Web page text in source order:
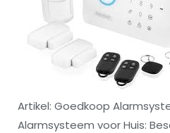
Artikel: Goedkoop
Alarmsysteem voor Huis: